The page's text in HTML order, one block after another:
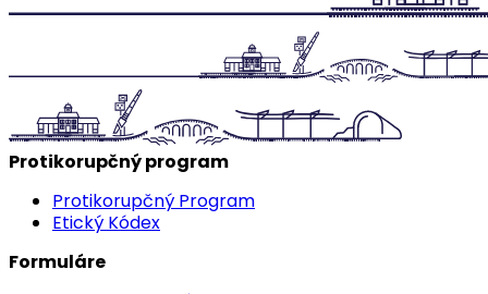
Protikorupčný program
Protikorupčný Program
Etický Kódex
Formuláre